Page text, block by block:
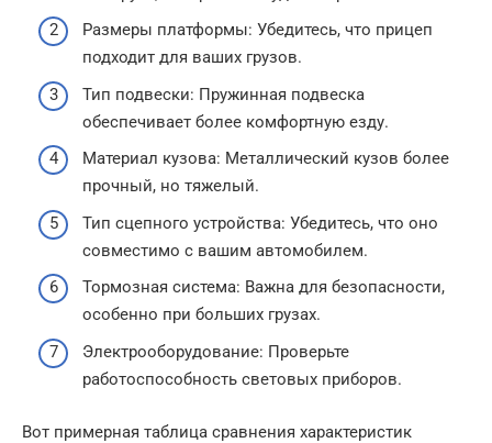
Размеры платформы: Убедитесь, что прицеп
подходит для ваших грузов.
Тип подвески: Пружинная подвеска
обеспечивает более комфортную езду.
Материал кузова: Металлический кузов более
прочный, но тяжелый.
Тип сцепного устройства: Убедитесь, что оно
совместимо с вашим автомобилем.
Тормозная система: Важна для безопасности,
особенно при больших грузах.
Электрооборудование: Проверьте
работоспособность световых приборов.
Вот примерная таблица сравнения характеристик